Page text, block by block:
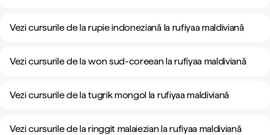
Vezi cursurile de la rupie indoneziană la rufiyaa maldiviană
Vezi cursurile de la won sud-coreean la rufiyaa maldiviană
Vezi cursurile de la tugrik mongol la rufiyaa maldiviană
Vezi cursurile de la ringgit malaiezian la rufiyaa maldiviană